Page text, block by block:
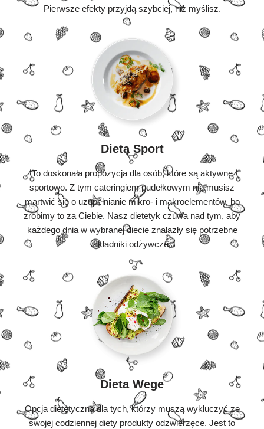
Pierwsze efekty przyjdą szybciej, niż myślisz.
Dieta Sport
To doskonała propozycja dla osób, które są aktywne
sportowo. Z tym cateringiem pudełkowym nie musisz
martwić się o uzupełnianie mikro- i makroelementów, bo
zrobimy to za Ciebie. Nasz dietetyk czuwa nad tym, aby
każdego dnia w wybranej diecie znalazły się potrzebne
składniki odżywcze.
Dieta Wege
Opcja dietetyczna dla tych, którzy muszą wykluczyć ze
swojej codziennej diety produkty odzwierzęce. Jest to